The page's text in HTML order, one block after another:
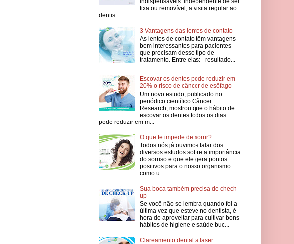
indispensáveis. Independente de ser
fixa ou removível, a visita regular ao
dentis...
3 Vantagens das lentes de contato
As lentes de contato têm vantagens
bem interessantes para pacientes
que precisam desse tipo de
tratamento. Entre elas: - resultado...
Escovar os dentes pode reduzir em
20% o risco de câncer de esôfago
Um novo estudo, publicado no
periódico científico Câncer
Research, mostrou que o hábito de
escovar os dentes todos os dias
pode reduzir em m...
O que te impede de sorrir?
Todos nós já ouvimos falar dos
diversos estudos sobre a importância
do sorriso e que ele gera pontos
positivos para o nosso organismo
como u...
Sua boca também precisa de chech-
up
Se você não se lembra quando foi a
última vez que esteve no dentista, é
hora de aproveitar para cultivar bons
hábitos de higiene e saúde buc...
Clareamento dental a laser